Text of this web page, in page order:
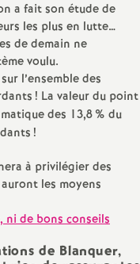
n
t
s
d
e
S
a fait son étude de
les plus en lutte…
de demain ne
voulu.
l’ensemble des
! La valeur du point
des 13,8% du
!
à privilégier des
les moyens
ni de bons conseils
de Blanquer,